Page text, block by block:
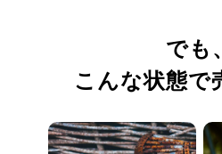
でも、
こんな状態で